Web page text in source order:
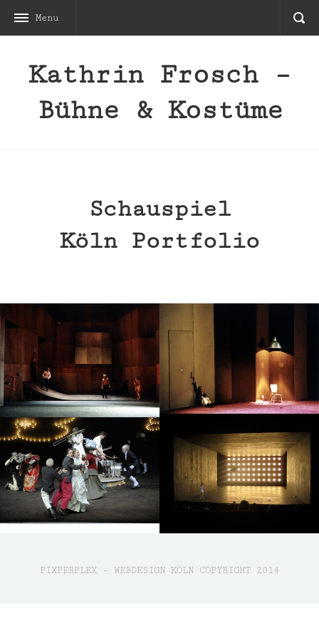
Menu
Kathrin Frosch –
Bühne & Kostüme
Schauspiel
Köln Portfolio
PIXPERPLEX - WEBDESIGN KÖLN COPYRIGHT 2014